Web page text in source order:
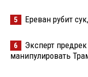
5 Ереван рубит
6
Эксперт
манипулировать